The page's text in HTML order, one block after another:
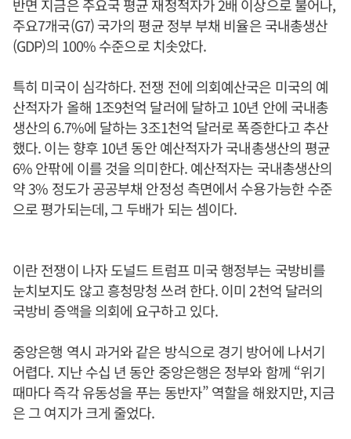
반면 지금은 주요국 평균 재정적자가 2배 이상으로 불어나,
주요7개국(G7) 국가의 평균 정부 부채 비율은 국내총생산
(GDP)의 100% 수준으로 치솟았다.
특히 미국이 심각하다. 전쟁 전에 의회예산국은 미국의 예
산적자가 올해 1조9천억 달러에 달하고 10년 안에 국내총
생산의 6.7%에 달하는 3조1천억 달러로 폭증한다고 추산
했다. 이는 향후 10년 동안 예산적자가 국내총생산의 평균
6% 안팎에 이를 것을 의미한다. 예산적자는 국내총생산의
약 3% 정도가 공공부채 안정성 측면에서 수용가능한 수준
으로 평가되는데, 그 두배가 되는 셈이다.
이란 전쟁이 나자 도널드 트럼프 미국 행정부는 국방비를
눈치보지도 않고 흥청망청 쓰려 한다. 이미 2천억 달러의
국방비 증액을 의회에 요구하고 있다.
중앙은행 역시 과거와 같은 방식으로 경기 방어에 나서기
어렵다. 지난 수십 년 동안 중앙은행은 정부와 함께 “위기
때마다 즉각 유동성을 푸는 동반자” 역할을 해왔지만, 지금
은 그 여지가 크게 줄었다.